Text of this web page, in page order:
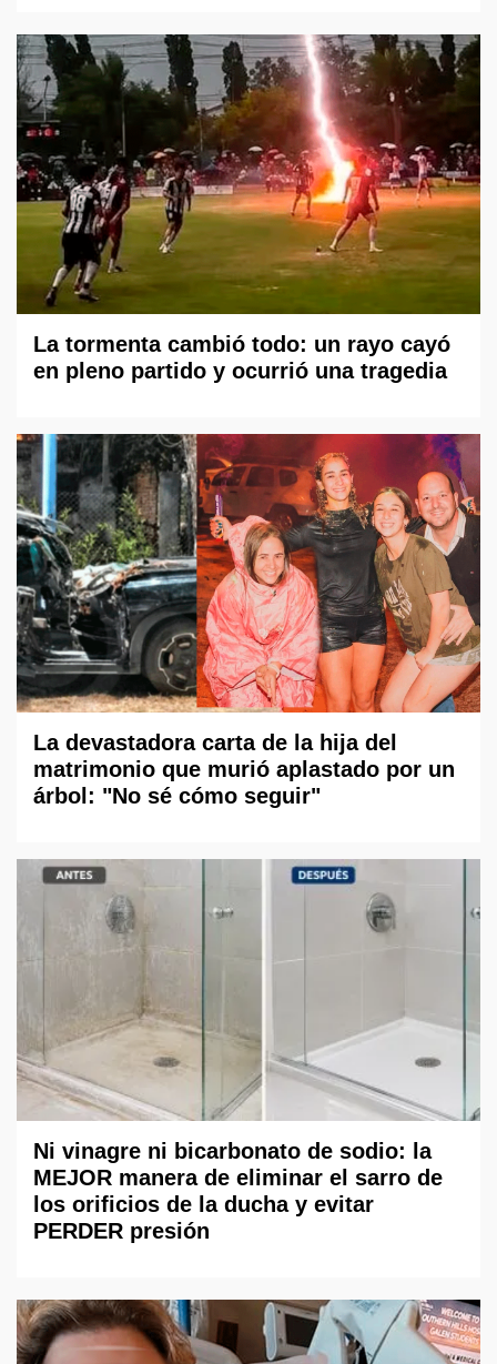
La tormenta cambió todo: un rayo cayó
en pleno partido y ocurrió una tragedia
La devastadora carta de la hija del
matrimonio que murió aplastado por un
árbol: "No sé cómo seguir"
Ni vinagre ni bicarbonato de sodio: la
MEJOR manera de eliminar el sarro de
los orificios de la ducha y evitar
PERDER presión